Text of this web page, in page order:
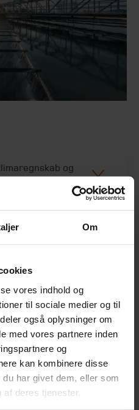
Om
vores indhold og
til sociale medier og til
også oplysninger om
med vores partnere inden
og
kan kombinere disse
har givet dem, eller som
deres tjenester.
og
ESG